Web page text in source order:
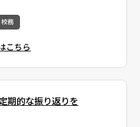
校務
こちら
期的な振り返りを